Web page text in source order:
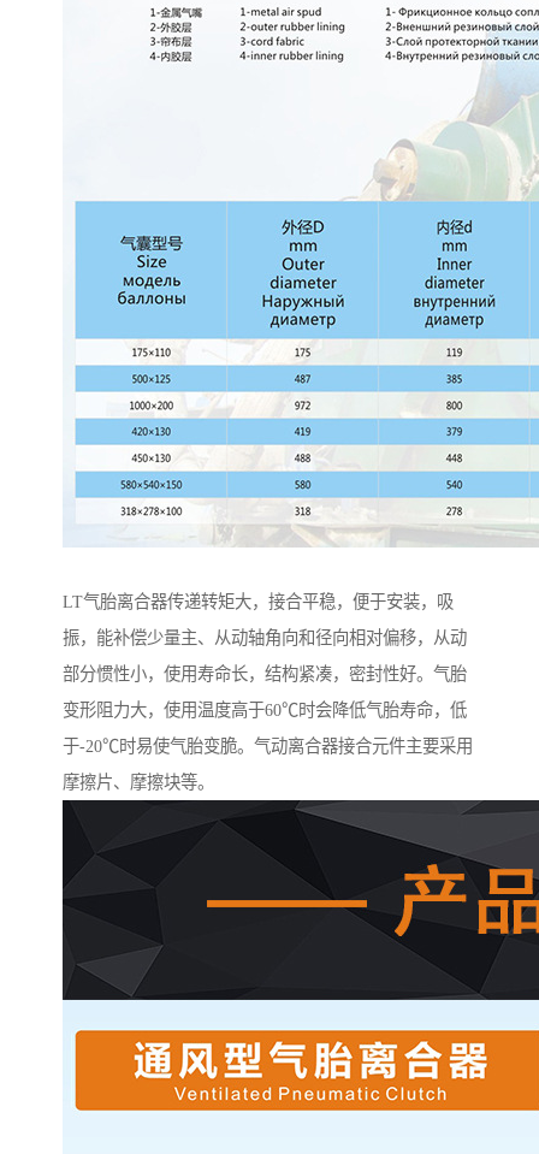
LT气胎离合器传递转矩大，接合平稳，便于安装，吸
振，能补偿少量主、从动轴角向和径向相对偏移，从动
部分惯性小，使用寿命长，结构紧凑，密封性好。气胎
变形阻力大，使用温度高于60℃时会降低气胎寿命，低
于-20℃时易使气胎变脆。气动离合器接合元件主要采用
摩擦片、摩擦块等。